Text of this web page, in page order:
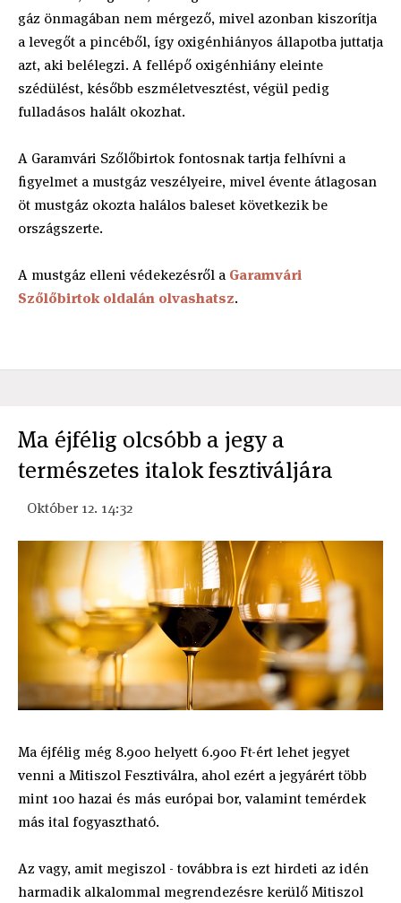
gáz önmagában nem mérgező, mivel azonban kiszorítja
a levegőt a pincéből, így oxigénhiányos állapotba juttatja
azt, aki belélegzi. A fellépő oxigénhiány eleinte
szédülést, később eszméletvesztést, végül pedig
fulladásos halált okozhat.
A Garamvári Szőlőbirtok fontosnak tartja felhívni a
figyelmet a mustgáz veszélyeire, mivel évente átlagosan
öt mustgáz okozta halálos baleset következik be
országszerte.
A mustgáz elleni védekezésről a Garamvári
Szőlőbirtok oldalán olvashatsz.
Ma éjfélig olcsóbb a jegy a
természetes italok fesztiváljára
Október 12. 14:32
Ma éjfélig még 8.900 helyett 6.900 Ft-ért lehet jegyet
venni a Mitiszol Fesztiválra, ahol ezért a jegyárért több
mint 100 hazai és más európai bor, valamint temérdek
más ital fogyasztható.
Az vagy, amit megiszol - továbbra is ezt hirdeti az idén
harmadik alkalommal megrendezésre kerülő Mitiszol